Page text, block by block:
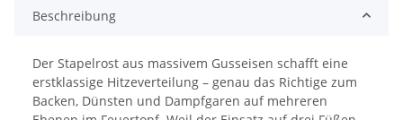
Beschreibung
Der Stapelrost aus massivem Gusseisen schafft eine
erstklassige Hitzeverteilung – genau das Richtige zum
Backen, Dünsten und Dampfgaren auf mehreren